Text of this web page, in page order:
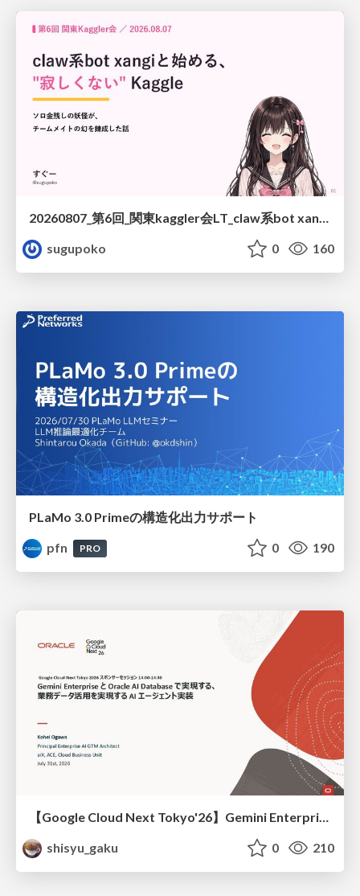
20260807_第6回_関東kaggler会LT_claw系bot xangiと始める、"寂しくない" kaggle
sugupoko
0 160
PLaMo 3.0 Primeの構造化出力サポート
pfn
PRO 0 190
shisyu_gaku
0 210